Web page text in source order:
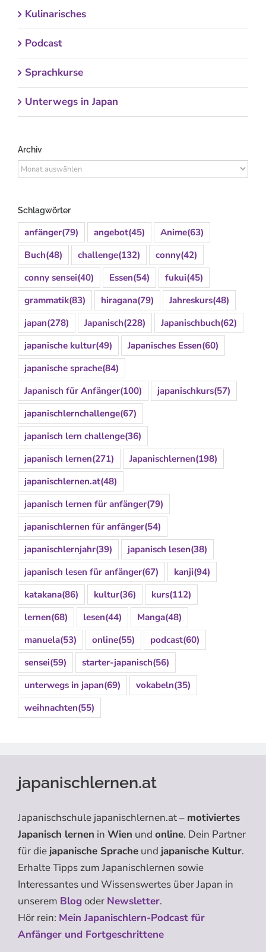
Kulinarisches
Podcast
Sprachkurse
Unterwegs in Japan
Archiv
Archiv
Schlagwörter
anfänger(79) angebot(45) Anime(63)
Buch(48) challenge(132) conny(42)
conny sensei(40) Essen(54) fukui(45)
grammatik(83) hiragana(79) Jahreskurs(48)
japan(278) Japanisch(228) Japanischbuch(62)
japanische kultur(49) Japanisches Essen(60)
japanische sprache(84)
Japanisch für Anfänger(100) japanischkurs(57)
japanischlernchallenge(67)
japanisch lern challenge(36)
japanisch lernen(271) Japanischlernen(198)
japanischlernen.at(48)
japanisch lernen für anfänger(79)
japanischlernen für anfänger(54)
japanischlernjahr(39) japanisch lesen(38)
japanisch lesen für anfänger(67) kanji(94)
katakana(86) kultur(36) kurs(112)
lernen(68) lesen(44) Manga(48)
manuela(53) online(55) podcast(60)
sensei(59) starter-japanisch(56)
unterwegs in japan(69) vokabeln(35)
weihnachten(55)
japanischlernen.at
Japanischschule japanischlernen.at – motiviertes
Japanisch lernen in Wien und online. Dein Partner
für die japanische Sprache und japanische Kultur.
Erhalte Tipps zum Japanischlernen sowie
Interessantes und Wissenswertes über Japan in
unserem Blogoder Newsletter.
Hör rein: Mein Japanischlern-Podcast für
Anfänger und Fortgeschrittene